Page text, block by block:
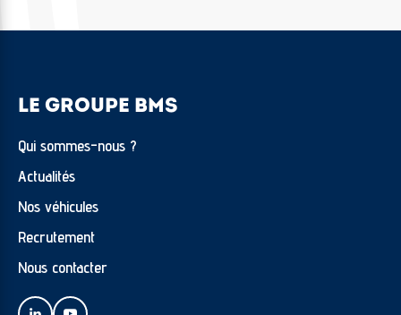
LE GROUPE BMS
Qui sommes-nous ?
Actualités
Nos véhicules
Recrutement
Nous contacter